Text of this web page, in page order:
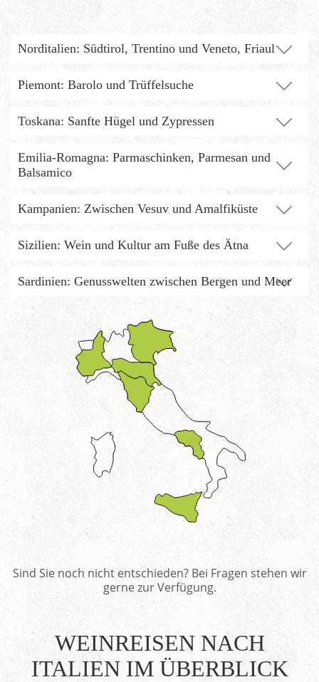
Norditalien: Südtirol, Trentino und Veneto, Friaul
Piemont: Barolo und Trüffelsuche
Toskana: Sanfte Hügel und Zypressen
Emilia-Romagna: Parmaschinken, Parmesan und
Balsamico
Kampanien: Zwischen Vesuv und Amalfiküste
Sizilien: Wein und Kultur am Fuße des Ätna
Sardinien: Genusswelten zwischen Bergen und Meer
Sind Sie noch nicht entschieden? Bei Fragen stehen wir
gerne zur Verfügung.
WEINREISEN NACH
ITALIEN IM ÜBERBLICK